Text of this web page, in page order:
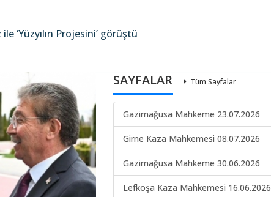
‘Yüzyılın Projesini’ görüştü
SAYFALAR Tüm Sayfalar
Gazimağusa Mahkeme 23.07.2026
Girne Kaza Mahkemesi 08.07.2026
Gazimağusa Mahkeme 30.06.2026
Lefkoşa Kaza Mahkemesi 16.06.2026